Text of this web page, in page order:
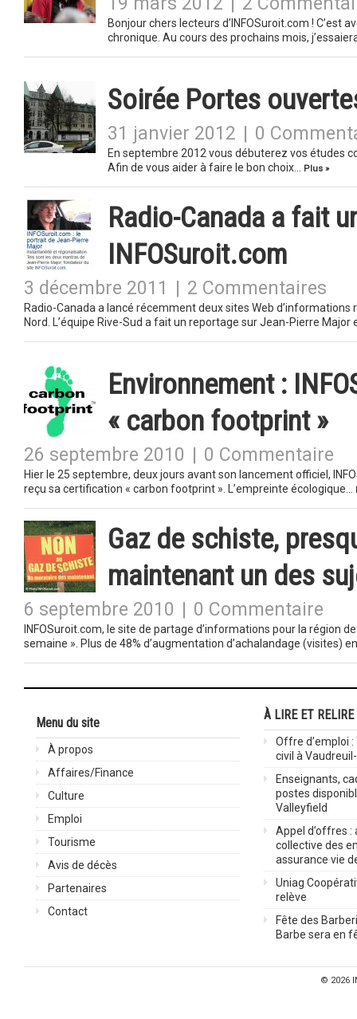
Bonjour chers lecteurs d’INFOSuroit.com ! C’est
chronique. Au cours des prochains mois,
Soirée Portes
31 janvier 2012 0
En septembre 2012 vous débuterez vos études
Afin de vous aider à faire le bon choix…
Plus »
Radio-Canada a fait
INFOSuroit.com
3 décembre 2011 2 Commentaires
Radio-Canada a lancé récemment deux sites Web
Nord. L’équipe Rive-Sud a fait un reportage sur Jean-Pierre Major
Environnement :
« carbon footprint »
26 septembre 2010 0 Commentaire
Hier le 25 septembre, deux jours avant son lancement officiel,
reçu sa certification « carbon footprint ». L’empreinte écologique…
Gaz de schiste,
maintenant un des
6 septembre 2010 0 Commentaire
INFOSuroit.com, le site de partage d’informations pour la région
semaine ». Plus de 48% d’augmentation d’achalandage (visites)
Menu du site
À propos
Affaires/Finance
Culture
Emploi
Tourisme
Avis de décès
Partenaires
Contact
À LIRE ET RELIRE
Offre d’emploi
civil à
Enseignants,
postes
Valleyfield
Appel d’offres :
collective des
assurance vie
Uniag
relève
Fête des
Barbe sera en
© 2026